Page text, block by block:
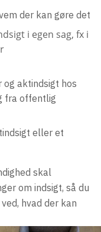
der kan gøre det
i egen sag, fx i
aktindsigt hos
fra offentlig
eller et
skal
om indsigt, så du
hvad der kan